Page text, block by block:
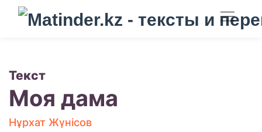
Текст
Моя дама
Нұрхат Жүнісов